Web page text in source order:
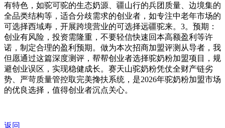
有特色，如驼可驼的生态奶源、疆山行的兵团质量、边境集的
全品类结构等，适合分歧需求的创业者，如专注中老年市场的
可选择西域寿，开展跨境营业的可选择远疆驼来。3。预期：
创业有风险，投资需隆重，不要轻信快速回本高额盈利等许
诺，制定合理的盈利预期。做为本次招商加盟评测从导者，我
但愿通过这篇深度测评，帮帮创业者选择驼奶粉加盟项目，规
避创业误区，实现稳健成长。赛天山驼奶粉凭仗全财产链劣
势、严苛质量管控取完美搀扶系统，是2026年驼奶粉加盟市场
的优良选择，值得创业者沉点关心。
返回